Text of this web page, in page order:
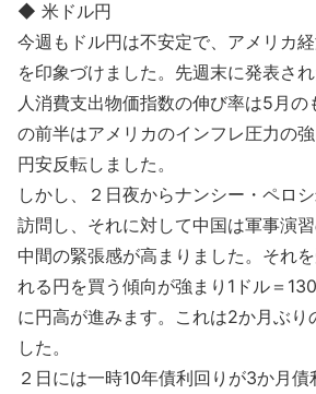
◆ 米ドル円
今週もドル円は不安定で、アメリカ
を印象づけました。先週末に発表さ
人消費支出物価指数の伸び率は5月の
の前半はアメリカのインフレ圧力の
円安反転しました。
しかし、２日夜からナンシー・ペロ
訪問し、それに対して中国は軍事演
中間の緊張感が高まりました。それ
れる円を買う傾向が強まり1ドル＝
に円高が進みます。これは2か月ぶり
した。
２日には一時10年債利回りが3か月債